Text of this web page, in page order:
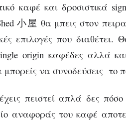
καφέ και δροσιστικά
小屋 θα μπεις στον
επιλογές που
origin καφέδες αλλά
μπορείς να συνοδεύσεις το
πειστεί απλά δες
αναφοράς του καφέ